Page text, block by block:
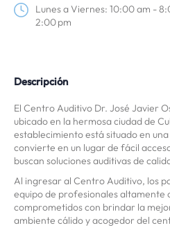
Lunes a Viernes: 10:00 am -
2:00 pm
Descripción
El Centro Auditivo Dr. José Javier
ubicado en la hermosa ciudad de
establecimiento está situado en
convierte en un lugar de fácil
buscan soluciones auditivas de
Al ingresar al Centro Auditivo, los
equipo de profesionales altamente
comprometidos con brindar la
ambiente cálido y acogedor del